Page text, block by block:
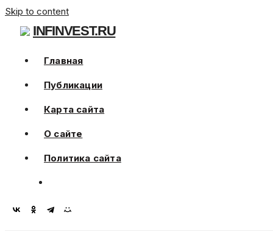
Skip to content
INFINVEST.RU
Главная
Публикации
Карта сайта
О сайте
Политика сайта